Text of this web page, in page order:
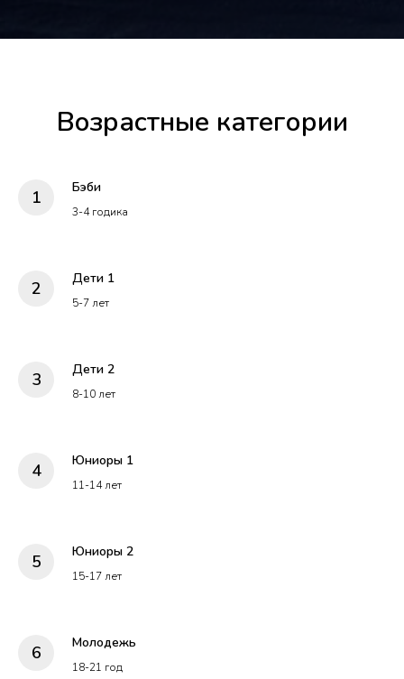
Возрастные категории
Бэби
3-4 годика
Дети 1
5-7 лет
Дети 2
8-10 лет
Юниоры 1
11-14 лет
Юниоры 2
15-17 лет
Молодежь
18-21 год